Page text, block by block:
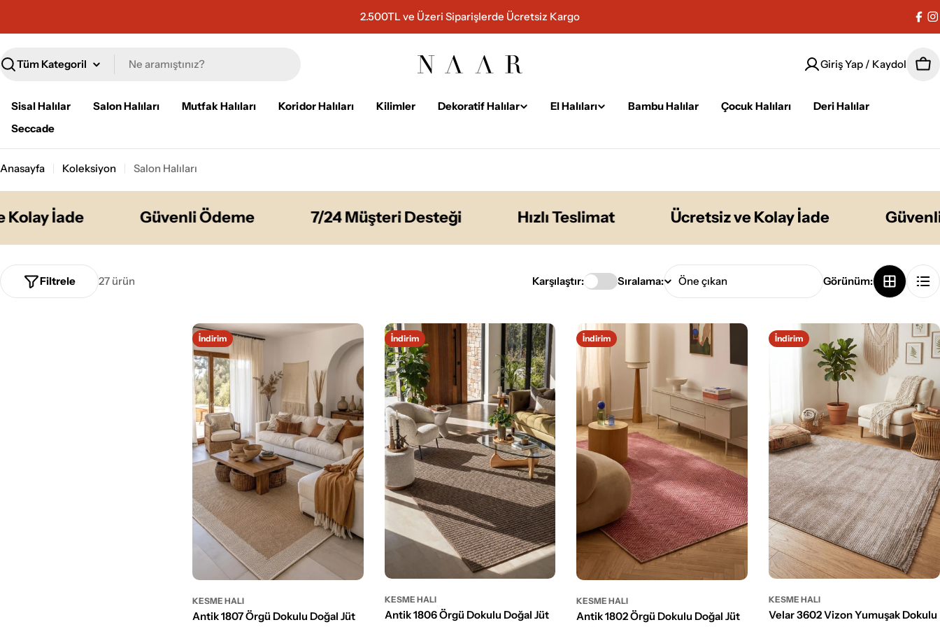
2.500TL ve Üzeri Siparişlerde Ücretsiz Kargo
Ara
Giriş Yap / Kaydol
Sisal Halılar Salon Halıları Mutfak Halıları Koridor Halıları Kilimler Dekoratif Halılar El Halıları Bambu Halılar Çocuk Halıları
Deri Halılar
Seccade
Anasayfa Koleksiyon Salon Halıları
İade Güvenli Ödeme 7/24 Müşteri Desteği Hızlı Teslimat Ücretsiz ve Kolay İade Güvenli
27 ürün
Filtrele Karşılaştır: Sıralama: Görünüm:
İndirim
KESME HALI
Antik 1807 Örgü Dokulu Doğal Jüt
İndirim
KESME HALI
Antik 1806 Örgü Dokulu Doğal Jüt
İndirim
KESME HALI
Antik 1802 Örgü Dokulu Doğal Jüt
İndirim
KESME HALI
Velar 3602 Vizon Yumuşak Dokulu